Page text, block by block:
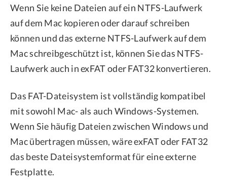
Wenn Sie keine Dateien auf ein NTFS-Laufwerk
auf dem Mac kopieren oder darauf schreiben
können und das externe NTFS-Laufwerk auf dem
Mac schreibgeschützt ist, können Sie das NTFS-
Laufwerk auch in exFAT oder FAT32 konvertieren.
Das FAT-Dateisystem ist vollständig kompatibel
mit sowohl Mac- als auch Windows-Systemen.
Wenn Sie häufig Dateien zwischen Windows und
Mac übertragen müssen, wäre exFAT oder FAT32
das beste Dateisystemformat für eine externe
Festplatte.